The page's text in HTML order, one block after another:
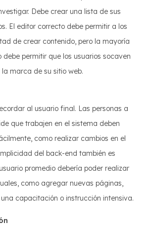
Debe crear una lista de sus
El editor correcto debe permitir a los
de crear contenido, pero la mayoría
debe permitir que los usuarios socaven
marca de su sitio web.
al usuario final. Las personas a
que trabajen en el sistema deben
como realizar cambios en el
del back-end también es
promedio debería poder realizar
como agregar nuevas páginas,
capacitación o instrucción intensiva.